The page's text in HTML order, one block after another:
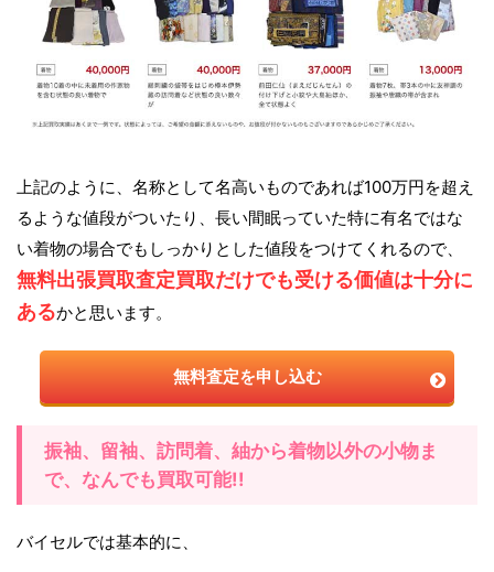
上記のように、名称として名高いものであれば100万円を超え
るような値段がついたり、長い間眠っていた特に有名ではな
い着物の場合でもしっかりとした値段をつけてくれるので、
無料出張買取査定買取だけでも受ける価値は十分に
あるかと思います。
無料査定を申し込む
振袖、留袖、訪問着、紬から着物以外の小物ま
で、なんでも買取可能!!
バイセルでは基本的に、